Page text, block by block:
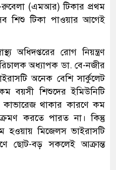
রুবেলা (এমআর) টিকার প্রথম
শিশু টিকা পাওয়ার আগেই
অধিদপ্তরের রোগ নিয়ন্ত্রণ
অধ্যাপক ডা. বে-নজীর
অনেক বেশি সার্কুলেট
বয়সী শিশুদের ইমিউনিটি
কাভারেজ থাকার কারণে কম
করতে পারত না। কিন্তু
হওয়ায় মিজেলস ভাইরাসটি
ছোট-বড় সকলেই আক্রান্ত